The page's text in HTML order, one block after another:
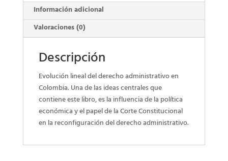
Información adicional
Valoraciones (0)
Descripción
Evolución lineal del derecho administrativo en
Colombia. Una de las ideas centrales que
contiene este libro, es la influencia de la política
económica y el papel de la Corte Constitucional
en la reconfiguración del derecho administrativo.